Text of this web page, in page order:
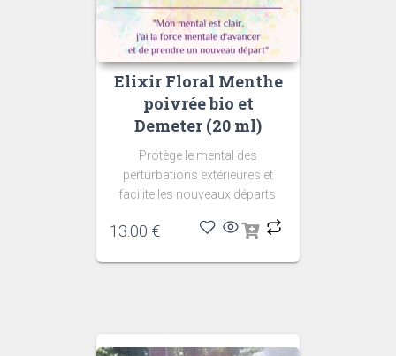
Elixir Floral Menthe
poivrée bio et
Demeter (20 ml)
Protège le mental des
perturbations extérieures et
facilite les nouveaux départs
13.00 €